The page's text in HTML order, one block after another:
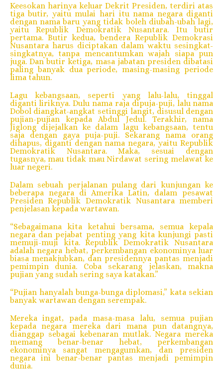
Keesokan harinya keluar Dekrit Presiden, terdiri atas
tiga butir, yaitu mulai hari itu nama negara diganti
dengan nama baru yang tidak boleh diubah-ubah lagi,
yaitu Republik Demokratik Nusantara. Itu butir
pertama. Butir kedua, bendera Republik Demokrasi
Nusantara harus diciptakan dalam waktu sesingkat-
singkatnya, tanpa mencantumkan wajah siapa pun
juga. Dan butir ketiga, masa jabatan presiden dibatasi
paling banyak dua periode, masing-masing periode
lima tahun.
Lagu kebangsaan, seperti yang lalu-lalu, tinggal
diganti liriknya. Dulu nama raja dipuja-puji, lalu nama
Dobol diangkat-angkat setinggi langit, disusul dengan
pujian-pujian kepada Abdul Jedul. Terakhir, nama
Jiglong dijejalkan ke dalam lagu kebangsaan, tentu
saja dengan gaya puja-puji. Sekarang nama orang
dihapus, diganti dengan nama negara, yaitu Republik
Demokratik Nusantara. Maka, sesuai dengan
tugasnya, mau tidak mau Nirdawat sering melawat ke
luar negeri.
Dalam sebuah perjalanan pulang dari kunjungan ke
beberapa negara di Amerika Latin, dalam pesawat
Presiden Republik Demokratik Nusantara memberi
penjelasan kepada wartawan.
“Sebagaimana kita ketahui bersama, semua kepala
negara dan pejabat penting yang kita kunjungi pasti
memuji-muji kita. Republik Demokratik Nusantara
adalah negara hebat, perkembangan ekonominya luar
biasa menakjubkan, dan presidennya pantas menjadi
pemimpin dunia. Coba sekarang jelaskan, makna
pujian yang sudah sering saya katakan.”
“Pujian hanyalah bunga-bunga diplomasi,” kata sekian
banyak wartawan dengan serempak.
Mereka ingat, pada masa-masa lalu, semua pujian
kepada negara mereka dari mana pun datangnya,
dianggap sebagai kebenaran mutlak. Negara mereka
memang benar-benar hebat, perkembangan
ekonominya sangat mengagumkan, dan presiden
negara ini benar-benar pantas menjadi pemimpin
dunia.